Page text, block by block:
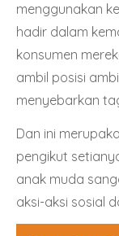
menggunakan
hadir dalam
konsumen
ambil posisi
menyebarkan
Dan ini
pengikut
anak muda
aksi-aksi sosial